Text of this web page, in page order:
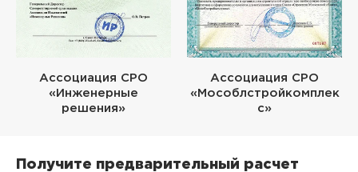
Ассоциация СРО
«Инженерные
решения»
Ассоциация СРО
«Мособлстройкомплек
с»
Получите предварительный расчет